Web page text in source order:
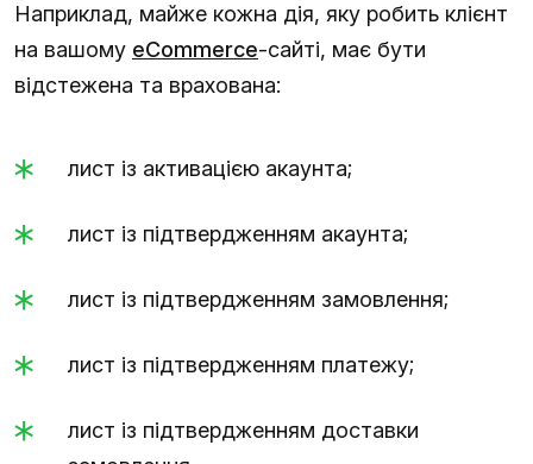
Наприклад, майже кожна дія, яку робить клієнт
на вашому eCommerce-сайті, має бути
відстежена та врахована:
лист із активацією акаунта;
лист із підтвердженням акаунта;
лист із підтвердженням замовлення;
лист із підтвердженням платежу;
лист із підтвердженням доставки